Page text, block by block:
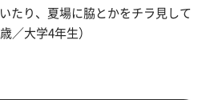
たり、夏場に脇とかをチラ見して
／大学4年生）